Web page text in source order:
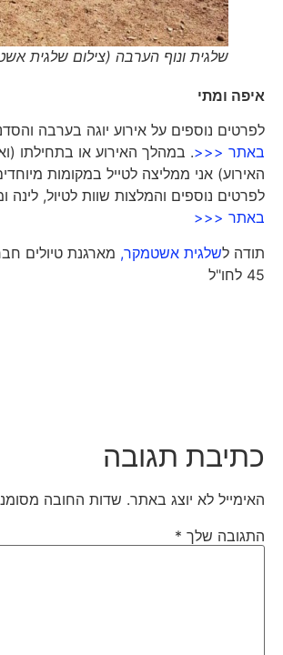
שלגית ונוף הערבה (צילום שלגית
איפה ומתי
לפרטים נוספים על אירוע יוגה בערבה
באתר <<<. במהלך האירוע או בתחילתו
האירוע) אני ממליצה לטייל במקומות
לפרטים נוספים והמלצות שוות לטיול, לינה
באתר <<<
תודה לשלגית אשטמקר,
כתיבת תגובה
האימייל לא יוצג באתר. שדות החובה מסומנים
התגובה שלך*